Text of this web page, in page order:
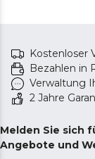
Kostenloser
Bezahlen in
Verwaltung
2 Jahre
Melden Sie sich
Angebote und